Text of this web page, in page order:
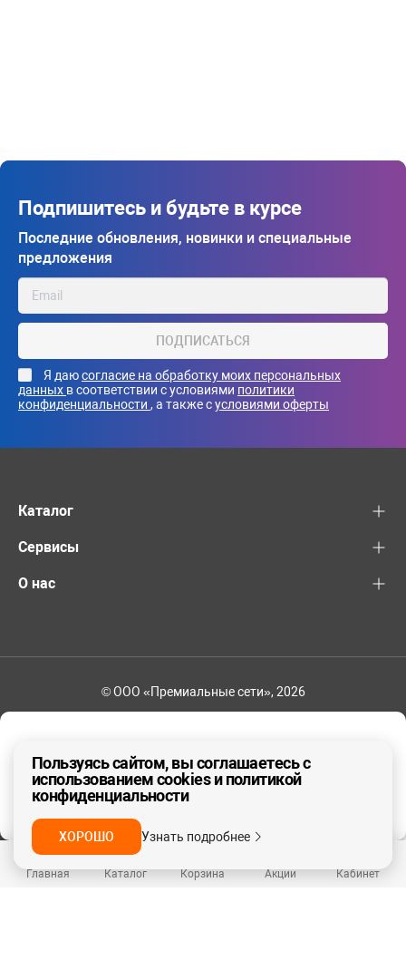
Главная Каталог Корзина Акции Кабинет
ДА, ВЕРНО
Подпишитесь и будьте в курсе
Последние обновления, новинки и специальные
предложения
ПОДПИСАТЬСЯ
Я даюсогласие на обработку моих персональных
данных в соответствии с условиями политики
конфиденциальности , а также сусловиями оферты
Каталог
Сервисы
О нас
© ООО «Премиальные сети», 2026
Пользуясь сайтом, вы соглашаетесь с
использованием cookies и политикой
конфиденциальности
ХОРОШО Узнать подробнее